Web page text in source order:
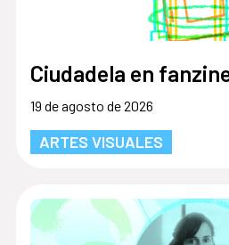
Ciudadela en
19 de agosto de 2026
ARTES VISUALES